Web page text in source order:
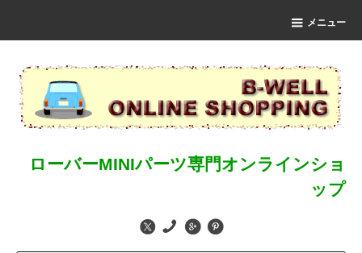
メニュー
ローバーMINIパーツ専門オンラインショ
ップ